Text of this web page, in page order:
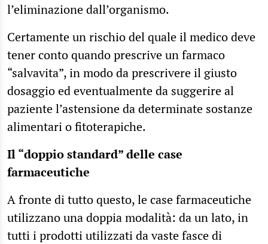
l’eliminazione dall’organismo.
Certamente un rischio del quale il medico deve
tener conto quando prescrive un farmaco
“salvavita”, in modo da prescrivere il giusto
dosaggio ed eventualmente da suggerire al
paziente l’astensione da determinate sostanze
alimentari o fitoterapiche.
Il “doppio standard” delle case
farmaceutiche
A fronte di tutto questo, le case farmaceutiche
utilizzano una doppia modalità: da un lato, in
tutti i prodotti utilizzati da vaste fasce di